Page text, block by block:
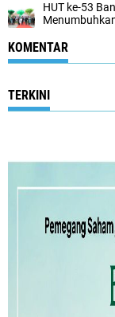
HUT ke-53
KOMENTAR
TERKINI